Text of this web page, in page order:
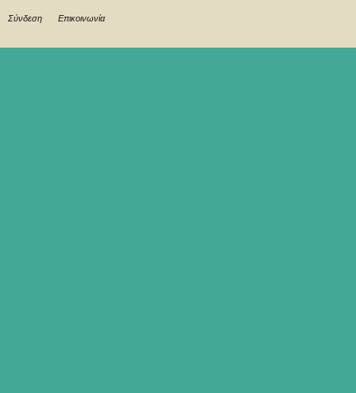
Σύνδεση Επικοινωνία